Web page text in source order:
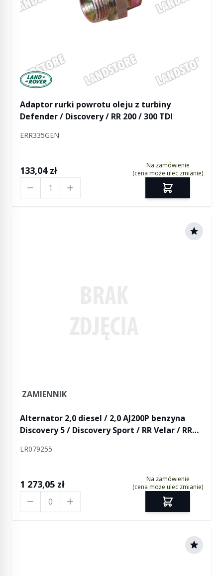
Manufactured by Land rover
Adaptor rurki powrotu oleju z turbiny
Defender / Discovery / RR 200 / 300 TDI
ERR335GEN
133,04 zł
Na zamówienie
(cena może ulec zmianie)
ZAMIENNIK
Alternator 2,0 diesel / 2,0 AJ200P benzyna
Discovery 5 / Discovery Sport / RR Velar / RR
przedniej)
LR079255
1 273,05 zł
Na zamówienie
(cena może ulec zmianie)